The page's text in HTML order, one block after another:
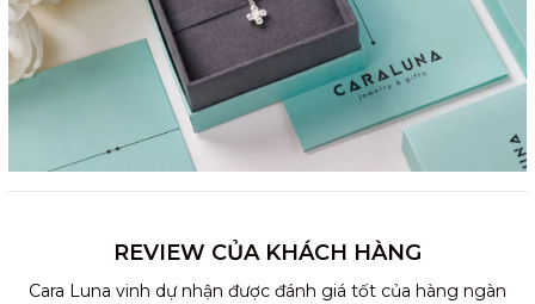
REVIEW CỦA KHÁCH HÀNG
Cara Luna vinh dự nhận được đánh giá tốt của hàng ngàn